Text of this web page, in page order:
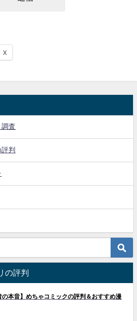
X
査
判
の評判
の本音】めちゃコミックの評判＆おすすめ漫